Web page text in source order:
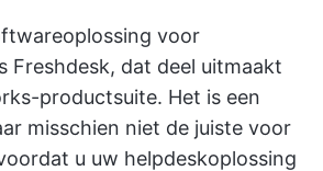
voor
Freshdesk, dat deel uitmaakt
productsuite. Het is een
misschien niet de juiste voor
u uw helpdeskoplossing